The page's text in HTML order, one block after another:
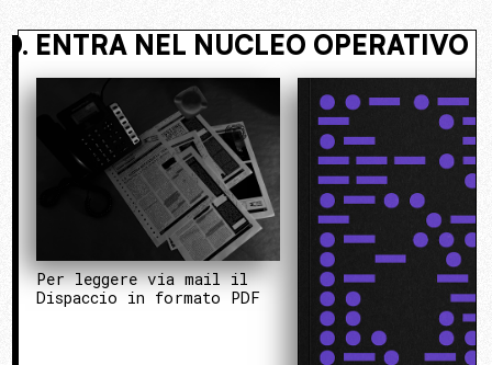
ENTRA NEL NUCLEO
Per leggere via mail il
Dispaccio in formato PDF